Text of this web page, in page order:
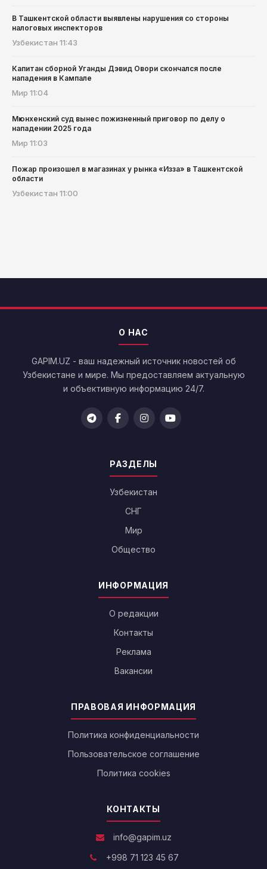
В Ташкентской области выявлены нарушения со стороны
налоговых инспекторов
Узбекистан 11:43
Капитан сборной Уганды Дэвид Овори скончался после
нападения в Кампале
Мир 11:04
Мюнхенский суд вынес пожизненный приговор по делу о
нападении 2025 года
Мир 11:03
Пожар произошел в магазинах у рынка «Изза» в Ташкентской
области
Узбекистан 11:00
О НАС
GAPIM.UZ - ваш надежный источник новостей об
Узбекистане и мире. Мы предоставляем актуальную
и объективную информацию 24/7.
РАЗДЕЛЫ
Узбекистан
СНГ
Мир
Общество
ИНФОРМАЦИЯ
О редакции
Контакты
Реклама
Вакансии
ПРАВОВАЯ ИНФОРМАЦИЯ
Политика конфиденциальности
Пользовательское соглашение
Политика cookies
КОНТАКТЫ
info@gapim.uz
+998 71 123 45 67